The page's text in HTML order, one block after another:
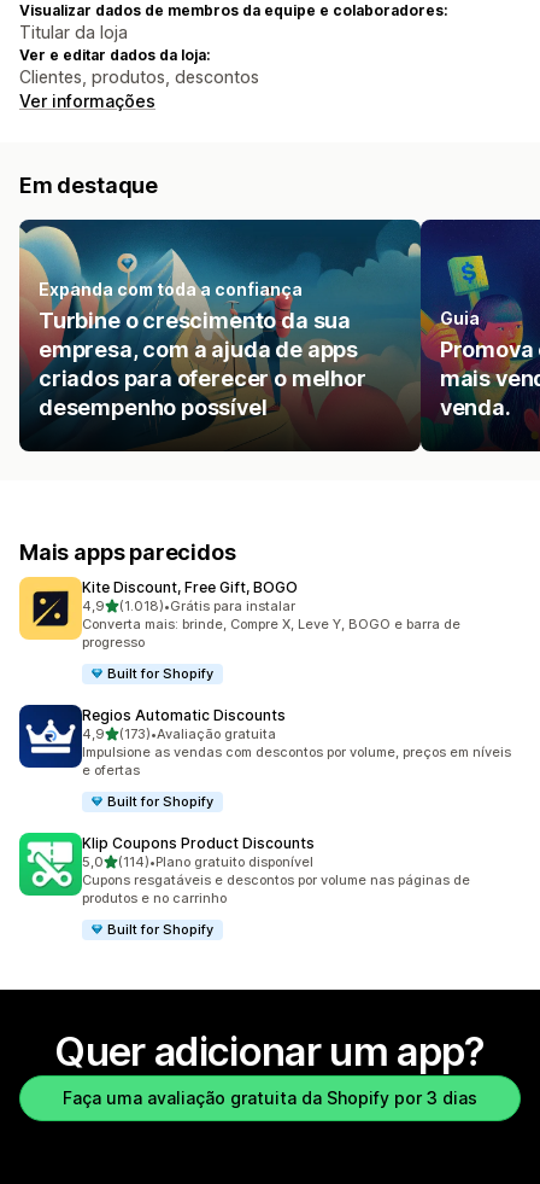
Visualizar dados de membros da equipe e colaboradores:
Titular da loja
Ver e editar dados da loja:
Clientes, produtos, descontos
Ver informações
Em destaque
Expanda com toda a confiança
Turbine o crescimento da sua
empresa, com a ajuda de apps
criados para oferecer o melhor
desempenho possível
Guia
Promova
mais
venda.
Mais apps parecidos
Kite Discount, Free Gift, BOGO
4,9de 5 estrelas
(1.018)
1018 avaliações ao todo
•Grátis para instalar
Converta mais: brinde, Compre X, Leve Y, BOGO e barra de
progresso
Built for Shopify
Regios Automatic Discounts
4,9de 5 estrelas
(173)
173 avaliações ao todo
•Avaliação gratuita
Impulsione as vendas com descontos por volume, preços em níveis
e ofertas
Built for Shopify
Klip Coupons Product Discounts
5,0de 5 estrelas
(114)
114 avaliações ao todo
•Plano gratuito disponível
Cupons resgatáveis e descontos por volume nas páginas de
produtos e no carrinho
Built for Shopify
Quer adicionar um app?
Faça uma avaliação gratuita da Shopify por 3 dias